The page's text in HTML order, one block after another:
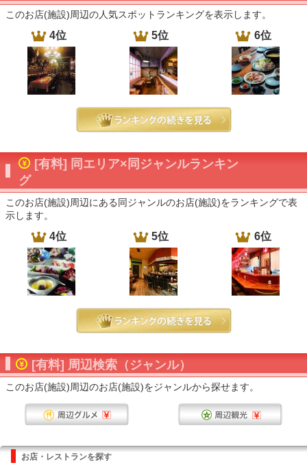
このお店(施設)周辺の人気スポットランキングを表示します。
4位 5位 6位
[有料] 同エリア×同ジャンルランキン
グ
このお店(施設)周辺にある同ジャンルのお店(施設)をランキングで表
示します。
4位 5位 6位
[有料] 周辺検索（ジャンル）
このお店(施設)周辺のお店(施設)をジャンルから探せます。
お店・レストランを探す